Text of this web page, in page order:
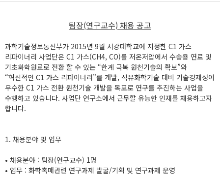
팀장(연구교수) 채용 공고
과학기술정보통신부가 2015년 9월 서강대학교에 지정한 C1 가스
리파이너리 사업단은 C1 가스(CH4, CO)를 저온저압에서 수송용 연료 및
기초화학원료로 전환 할 수 있는 “한계 극복 원천기술의 확보”와
“혁신적인 C1 가스 리파이너리”를 개발, 석유화학기술 대비 기술경제성이
우수한 C1 가스 전환 원천기술 개발을 목표로 연구를 추진하는 사업을
수행하고 있습니다. 사업단 연구소에서 근무할 유능한 인재를 채용하고자
합니다.
1. 채용분야 및 업무
• 채용분야 : 팀장(연구교수) 1명
• 업무 : 화학촉매관련 연구과제 발굴/기획 및 연구과제 운영